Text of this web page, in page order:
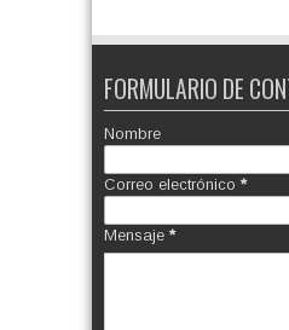
FORMULARIO DE
Nombre
Correo electrónico *
Mensaje *